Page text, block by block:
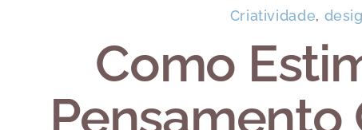
Criatividade,
Como
Pensamento